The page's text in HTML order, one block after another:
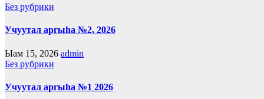
Без рубрики
Учуутал аргыһа №2, 2026
Ыам 15, 2026 admin
Без рубрики
Учуутал аргыһа №1 2026